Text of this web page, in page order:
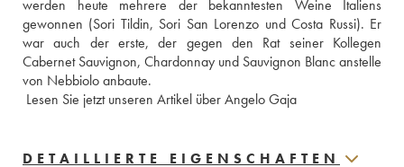
werden heute mehrere der bekanntesten Weine Italiens
gewonnen (Sori Tildin, Sori San Lorenzo und Costa Russi). Er
war auch der erste, der gegen den Rat seiner Kollegen
Cabernet Sauvignon, Chardonnay und Sauvignon Blanc anstelle
von Nebbiolo anbaute.
Lesen Sie jetzt unseren Artikel über Angelo Gaja
DETAILLIERTE EIGENSCHAFTEN